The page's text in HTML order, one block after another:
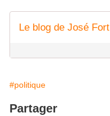
Le blog de José Fort
#politique
Partager